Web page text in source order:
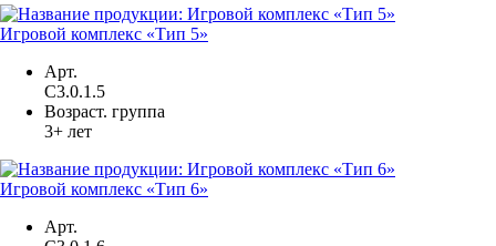
Игровой комплекс «Тип 5»
Арт.
С3.0.1.5
Возраст. группа
3+ лет
Игровой комплекс «Тип 6»
Арт.